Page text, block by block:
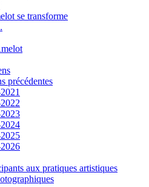
se transforme
précédentes
aux pratiques artistiques